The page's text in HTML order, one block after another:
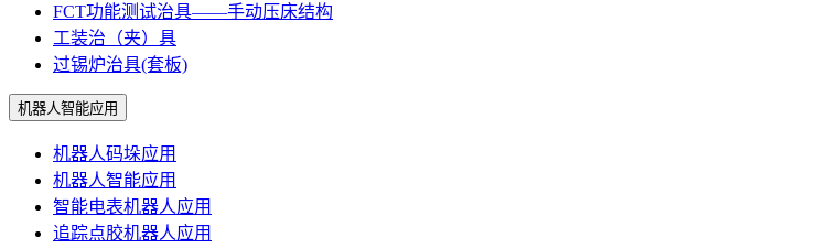
FCT功能测试治具——手动压床结构
工装治（夹）具
过锡炉治具(套板)
机器人智能应用
机器人码垛应用
机器人智能应用
智能电表机器人应用
追踪点胶机器人应用